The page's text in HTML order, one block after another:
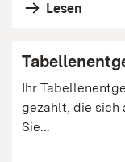
Lesen
Ihr
gezahlt, die sich
Sie...